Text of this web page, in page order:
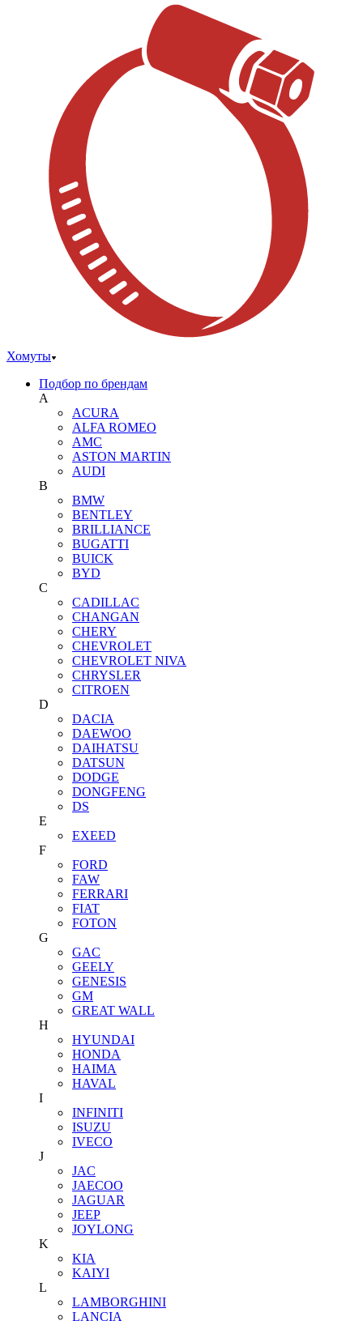
Хомуты
Подбор по брендам
A
ACURA
ALFA ROMEO
AMC
ASTON MARTIN
AUDI
B
BMW
BENTLEY
BRILLIANCE
BUGATTI
BUICK
BYD
C
CADILLAC
CHANGAN
CHERY
CHEVROLET
CHEVROLET NIVA
CHRYSLER
CITROEN
D
DACIA
DAEWOO
DAIHATSU
DATSUN
DODGE
DONGFENG
DS
E
EXEED
F
FORD
FAW
FERRARI
FIAT
FOTON
G
GAC
GEELY
GENESIS
GM
GREAT WALL
H
HYUNDAI
HONDA
HAIMA
HAVAL
I
INFINITI
ISUZU
IVECO
J
JAC
JAECOO
JAGUAR
JEEP
JOYLONG
K
KIA
KAIYI
L
LAMBORGHINI
LANCIA